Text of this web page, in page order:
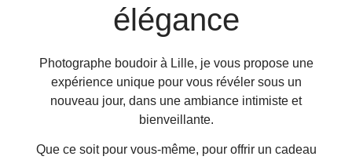
élégance
Photographe boudoir à Lille, je vous propose une
expérience unique pour vous révéler sous un
nouveau jour, dans une ambiance intimiste et
bienveillante.
Que ce soit pour vous-même, pour offrir un cadeau